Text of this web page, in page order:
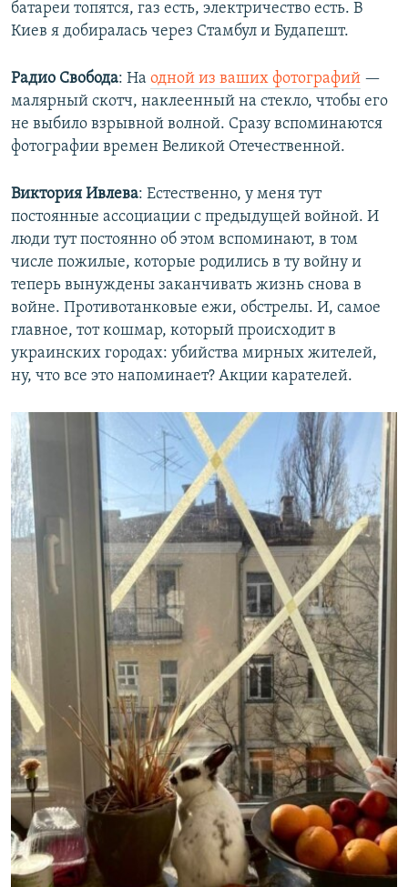
батареи топятся, газ есть, электричество есть. В
Киев я добиралась через Стамбул и Будапешт.
Радио Свобода: ​На одной из ваших фотографий —
малярный скотч, наклеенный на стекло, чтобы его
не выбило взрывной волной. Сразу вспоминаются
фотографии времен Великой Отечественной.
Виктория Ивлева: Естественно, у меня тут
постоянные ассоциации с предыдущей войной. И
люди тут постоянно об этом вспоминают, в том
числе пожилые, которые родились в ту войну и
теперь вынуждены заканчивать жизнь снова в
войне. Противотанковые ежи, обстрелы. И, самое
главное, тот кошмар, который происходит в
украинских городах: убийства мирных жителей,
ну, что все это напоминает? Акции карателей.